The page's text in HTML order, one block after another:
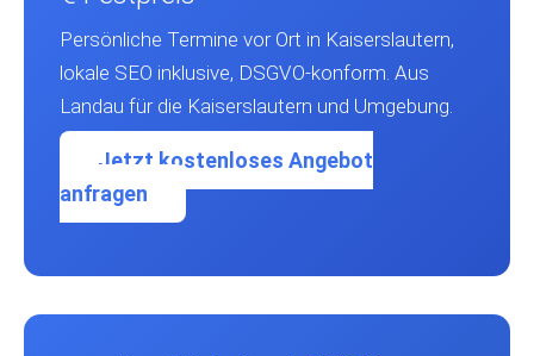
Persönliche Termine vor Ort in Kaiserslautern,
lokale SEO inklusive, DSGVO-konform. Aus
Landau für die Kaiserslautern und Umgebung.
Jetzt kostenloses Angebot
anfragen